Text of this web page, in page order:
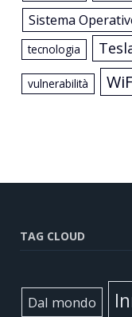
Sistema
tecnologia
vulnerabilità
TAG CLOUD
Dal mondo